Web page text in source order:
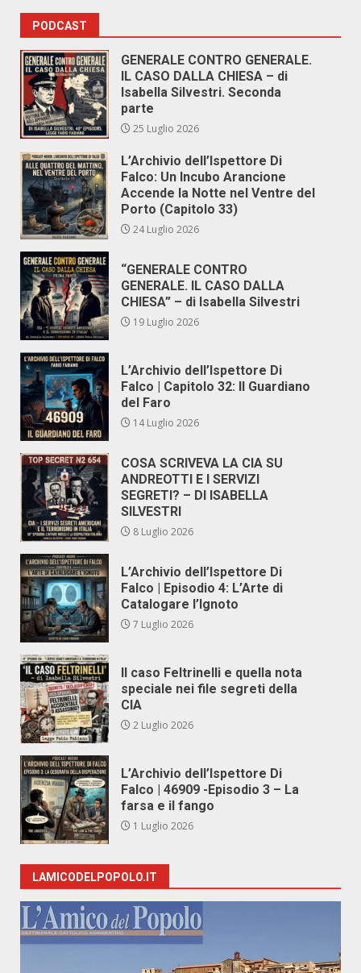
PODCAST
GENERALE CONTRO GENERALE.
IL CASO DALLA CHIESA – di
Isabella Silvestri. Seconda
parte
25 Luglio 2026
L’Archivio dell’Ispettore Di
Falco: Un Incubo Arancione
Accende la Notte nel Ventre del
Porto (Capitolo 33)
24 Luglio 2026
“GENERALE CONTRO
GENERALE. IL CASO DALLA
CHIESA” – di Isabella Silvestri
19 Luglio 2026
L’Archivio dell’Ispettore Di
Falco | Capitolo 32: Il Guardiano
del Faro
14 Luglio 2026
COSA SCRIVEVA LA CIA SU
ANDREOTTI E I SERVIZI
SEGRETI? – DI ISABELLA
SILVESTRI
8 Luglio 2026
L’Archivio dell’Ispettore Di
Falco | Episodio 4: L’Arte di
Catalogare l’Ignoto
7 Luglio 2026
Il caso Feltrinelli e quella nota
speciale nei file segreti della
CIA
2 Luglio 2026
L’Archivio dell’Ispettore Di
Falco | 46909 -Episodio 3 – La
farsa e il fango
1 Luglio 2026
LAMICODELPOPOLO.IT